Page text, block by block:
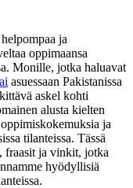
ja
oppimaansa
Monille, jotka haluavat
asuessaan Pakistanissa
askel kohti
alusta kielten
ja
tilanteissa. Tässä
fraasit ja vinkit, jotka
hyödyllisiä